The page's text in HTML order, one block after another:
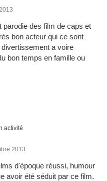
parodie des film de caps et
bon acteur qui ce sont
a voire
bon temps en famille ou
activité
2013
d'époque réussi, humour
avoir été séduit par ce film.